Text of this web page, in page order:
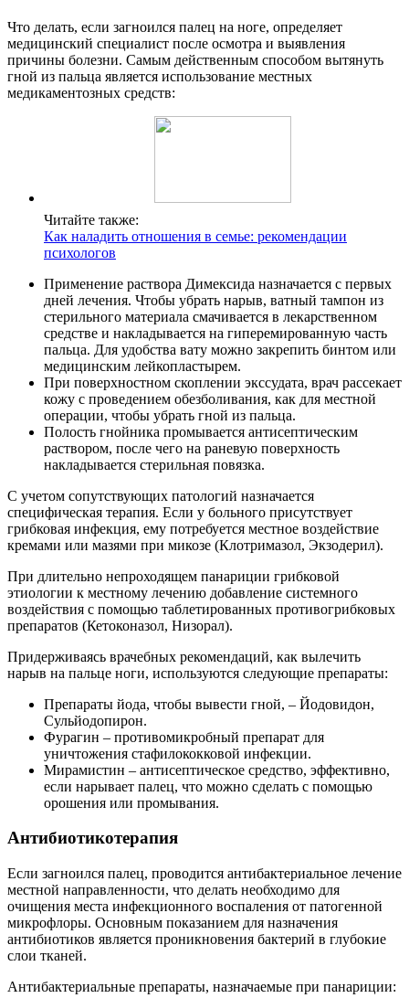
Что делать, если загноился палец на ноге, определяет
медицинский специалист после осмотра и выявления
причины болезни. Самым действенным способом вытянуть
гной из пальца является использование местных
медикаментозных средств:
Читайте также:
Как наладить отношения в семье: рекомендации
психологов
Применение раствора Димексида назначается с первых
дней лечения. Чтобы убрать нарыв, ватный тампон из
стерильного материала смачивается в лекарственном
средстве и накладывается на гиперемированную часть
пальца. Для удобства вату можно закрепить бинтом или
медицинским лейкопластырем.
При поверхностном скоплении экссудата, врач рассекает
кожу с проведением обезболивания, как для местной
операции, чтобы убрать гной из пальца.
Полость гнойника промывается антисептическим
раствором, после чего на раневую поверхность
накладывается стерильная повязка.
С учетом сопутствующих патологий назначается
специфическая терапия. Если у больного присутствует
грибковая инфекция, ему потребуется местное воздействие
кремами или мазями при микозе (Клотримазол, Экзодерил).
При длительно непроходящем панариции грибковой
этиологии к местному лечению добавление системного
воздействия с помощью таблетированных противогрибковых
препаратов (Кетоконазол, Низорал).
Придерживаясь врачебных рекомендаций, как вылечить
нарыв на пальце ноги, используются следующие препараты:
Препараты йода, чтобы вывести гной, – Йодовидон,
Сульйодопирон.
Фурагин – противомикробный препарат для
уничтожения стафилококковой инфекции.
Мирамистин – антисептическое средство, эффективно,
если нарывает палец, что можно сделать с помощью
орошения или промывания.
Антибиотикотерапия
Если загноился палец, проводится антибактериальное лечение
местной направленности, что делать необходимо для
очищения места инфекционного воспаления от патогенной
микрофлоры. Основным показанием для назначения
антибиотиков является проникновения бактерий в глубокие
слои тканей.
Антибактериальные препараты, назначаемые при панариции: